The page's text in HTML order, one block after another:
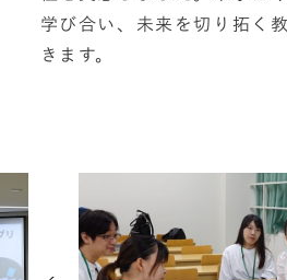
学び合い、未来を切り拓く
きます。